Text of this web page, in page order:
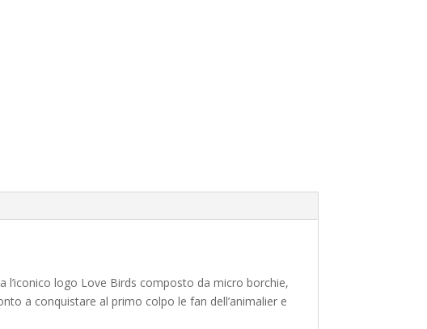
l’iconico logo Love Birds composto da micro borchie,
a conquistare al primo colpo le fan dell’animalier e